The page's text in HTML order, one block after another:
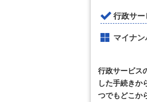
行政サー
マイナ
行政サービス
した手続きか
つでもどこか